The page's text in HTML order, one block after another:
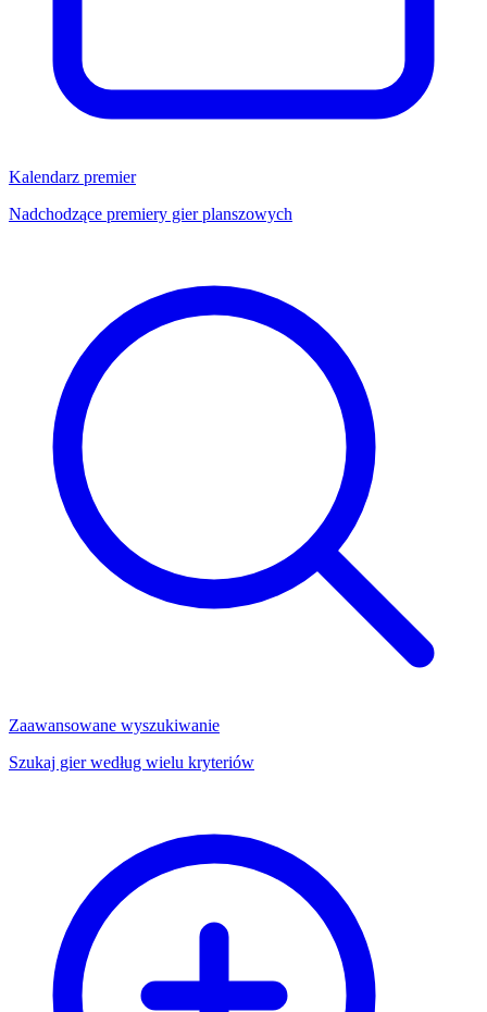
Kalendarz premier
Nadchodzące premiery gier planszowych
Zaawansowane wyszukiwanie
Szukaj gier według wielu kryteriów